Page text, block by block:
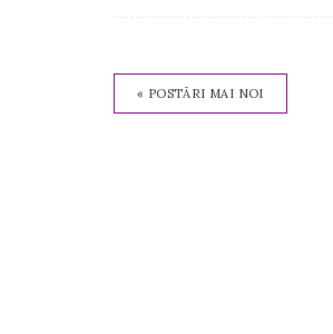
« POSTĂRI MAI NOI